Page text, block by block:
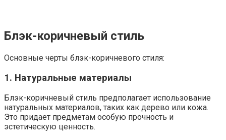
Блэк-коричневый стиль
Основные черты блэк-коричневого стиля:
1. Натуральные материалы
Блэк-коричневый стиль предполагает использование
натуральных материалов, таких как дерево или кожа.
Это придает предметам особую прочность и
эстетическую ценность.